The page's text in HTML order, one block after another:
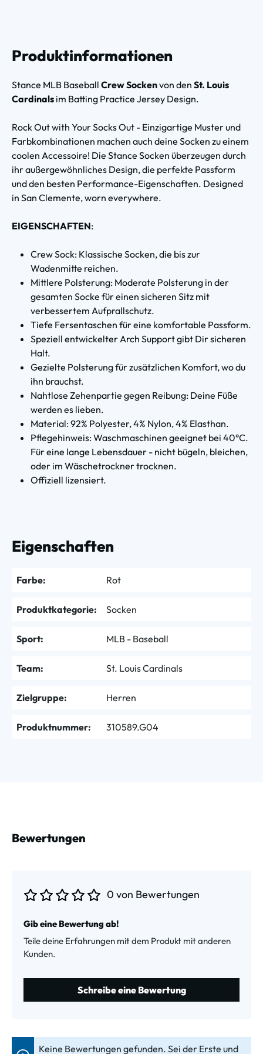
Produktinformationen
Stance MLB Baseball Crew Sockenvon den St. Louis
Cardinals im Batting Practice Jersey Design.
Rock Out with Your Socks Out - Einzigartige Muster und
Farbkombinationen machen auch deine Socken zu einem
coolen Accessoire! Die Stance Socken überzeugen durch
ihr außergewöhnliches Design, die perfekte Passform
und den besten Performance-Eigenschaften. Designed
in San Clemente, worn everywhere.
EIGENSCHAFTEN:
Crew Sock: Klassische Socken, die bis zur
Wadenmitte reichen.
Mittlere Polsterung: Moderate Polsterung in der
gesamten Socke für einen sicheren Sitz mit
verbessertem Aufprallschutz.
Tiefe Fersentaschen für eine komfortable Passform.
Speziell entwickelter Arch Support gibt Dir sicheren
Halt.
Gezielte Polsterung für zusätzlichen Komfort, wo du
ihn brauchst.
Nahtlose Zehenpartie gegen Reibung: Deine Füße
werden es lieben.
Material: 92% Polyester, 4% Nylon, 4% Elasthan.
Pflegehinweis: Waschmaschinen geeignet bei 40°C.
Für eine lange Lebensdauer - nicht bügeln, bleichen,
oder im Wäschetrockner trocknen.
Offiziell lizensiert.
Eigenschaften
Farbe: Rot
Produktkategorie: Socken
Sport: MLB - Baseball
Team: St. Louis Cardinals
Zielgruppe: Herren
Produktnummer: 310589.G04
Bewertungen
0 von Bewertungen
Gib eine Bewertung ab!
Teile deine Erfahrungen mit dem Produkt mit anderen
Kunden.
Schreibe eine Bewertung
Keine Bewertungen gefunden. Sei der Erste und